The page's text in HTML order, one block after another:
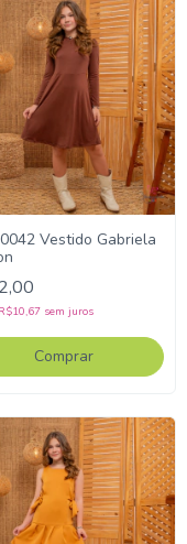
Vestido Gabriela
R$10,67 sem juros
Comprar